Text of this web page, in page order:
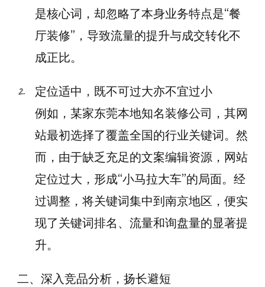
是核心词，却忽略了本身业务特点是“餐
厅装修”，导致流量的提升与成交转化不
成正比。
定位适中，既不可过大亦不宜过小
例如，某家东莞本地知名装修公司，其网
站最初选择了覆盖全国的行业关键词。然
而，由于缺乏充足的文案编辑资源，网站
定位过大，形成“小马拉大车”的局面。经
过调整，将关键词集中到南京地区，便实
现了关键词排名、流量和询盘量的显著提
升。
二、深入竞品分析，扬长避短